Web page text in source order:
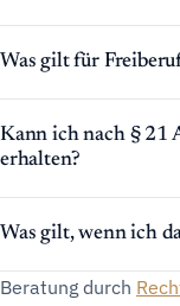
Was gilt für
Kann ich nach § 21
erhalten?
Was gilt, wenn ich
Beratung durch